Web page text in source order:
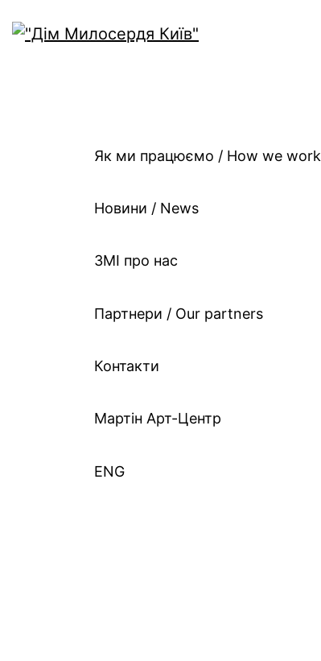
Як ми працюємо / How we work
Новини / News
ЗМІ про нас
Партнери / Our partners
Контакти
Mартін Арт-Центр
ENG